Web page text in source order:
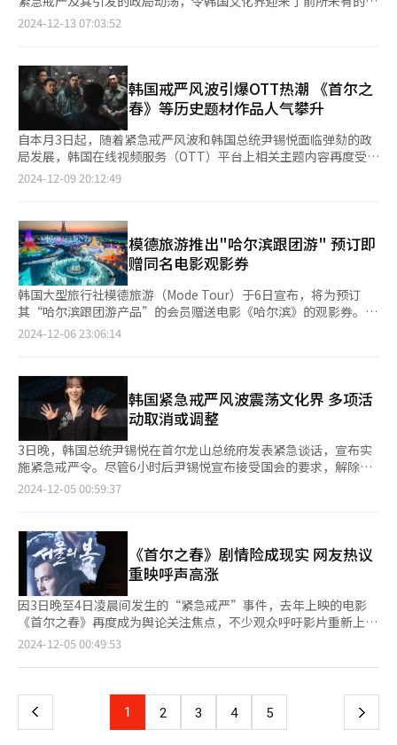
化内容。沉迷于韩国文化的海外粉丝为了更深入地理解，将兴趣延
伸至韩国旅游。此外，航空业也通过积极开通国际航线，吸引了更
次，而去年全年访韩游客人数预计达到1700万人次左右。 上海外
滩全景【图片提供 路透社/韩联社】 数据显示，去年1月至11月，
韩国出境游客人数达到2597万人次，相当于2019年同期的98%。
其中，韩国游客访问最多的旅游目的地是日本。根据日本国家旅游
局的统计，截至去年10月，韩国游客访问日本的数量已达720万人
次，截至去年11月达到795万人次，这一数字远远超过同期访问越
南（366万人次）和中国（186万人次）的韩国游客数量。 韩国游
客已成为日本游客新宠。由于日元汇率的下滑促使全球游客纷至沓
成为韩国游客的热门目的地，但日本的旅游热度依然有增无减。
▲韩中双向旅游回暖 免签政策助推旅游需求增长 去年以来，韩国
游客赴华旅游迎来复苏。自去年11月8日起，中国政府对韩国持普
通护照人员试行免签政策，允许韩国公民因经商、旅游、探亲访友
及过境等目的入境中国，最长可停留15天。随后，中国政府进一步
优化入境政策，将免签停留期限延长至30天。韩中两国业界预计这
一举措将带动韩国游客赴华热潮，对赴华游需求的增长充满期待。
本或东南亚的旅游目的地。这推动了韩中关系的积极发展，中国游
客访韩人数也显现出全面回升态势。 根据数据，截至11月访韩的
外籍游客中，中国游客以430万人次居首，其次为日本（297万人
次）、中国台湾（136万人次）、美国（122万人次）和中国香港
（51万人次）。 为进一步吸引中国游客，韩国政府计划对170个指
定韩中旅行社组织的中国团体游客，试行免签试点政策。此外，韩
国政府还决定将68个国家（地区）的电子旅行许可制度（K-ETA）
政策延长至同一天。这一系列举措表明韩中两国在旅游领域的合作
逐步深化，为双向旅游回暖注入新的活力。 首尔市一家专营中国
旅游的旅行社【图片提供 韩联社】 ▲新目标、新挑战与新政策
“2023至2024韩国访问年”终于画上圆满的句号。为扩大韩国旅
游市场，吸引更多外籍游客，韩国政府将“韩国访问年”项目从
2023年延续至2024年底，并推出适合外籍游客体验的“K-文化及
旅游活动100选”、“地方文化庆典100选”等特色活动。该项目
取得了丰硕成果，截至去年10月，访韩外籍游客人数同比增长了
54.7%。 然而，尽管访韩外籍游客数量有所增加，但游客消费却大
29%。 上月27日，中国游客抵达金浦国际机场国际航站楼。【图
片提供 韩联社】 过去两年里，赴韩旅游市场逐步恢复至2019年的
冬。12月7日，恰逢总统尹锡悦弹劾案投票之日，首尔瑞草区艺术
休息时频频查看手机，关注国会投票直播，显得心神不宁。某业内
人士坦言：“12月原本是演出的旺季，但因局势不稳，许多筹备已
久的演出恐怕会被淹没在这场动荡中。” ▲大众文化领域陷入停
动、座谈会等接连被迫取消或延期。一些优兔（YouTube）频道也
因局势混乱暂停更新。对此，文化体育观光部长官柳仁村于6日出
席国立大邱博物馆开馆30周年纪念活动时，试图安抚公众情绪。他
表示：“文化产业可能会经历短暂冲击，但整体将很快恢复。”
不仅影响当前的活动，更可能对韩国文化刚刚在国际舞台上赢得的
声誉造成负面影响。 ▲全球关注与文学界反思 10日，韩江在瑞典
斯德哥尔摩市政厅举行的晚宴上发表获奖感言。【图片来源 韩联
社】 韩国文化近年来通过K-POP、文学和电影逐步向全球扩展，
而紧急戒严令的影响已不仅限于国内文化，更波及韩国在国际舞台
上的形象。12月6日，在瑞典斯德哥尔摩的诺贝尔文学奖新闻发布
会上，韩江成为媒体关注的焦点。主持人开场便提到韩国的政治动
荡，而韩江在发言中表达了震惊与遗憾。她说：“为了写《少年来
类似的情景。”她呼吁：“不要再回到以武力或强制手段控制社会
的过去。” 出版界的批评则更为直接。大韩出版文化协会发表声
明，称戒严令是对文化价值的自我摧毁，并指出只要总统继续掌
权，民众对类似事态再次发生的担忧将难以消除。与此同时，文化
艺术界的反对声浪也在持续高涨。全国5000余名艺术家与200多个
艺术团体联合发布声明，呼吁尹锡悦下台。他们表示，戒严令的实
施及随后的政治动荡，已对文化自由和创作精神造成严重威胁。
导演奉俊昊、演员文素利和导演张俊焕【图片来源 希杰娱乐】 ▲
电影人发布联合声明，强烈谴责紧急戒严的合法性与合理性。声明
指出：“即便用电影的想象力，也难以理解这种荒谬行为的存
在。” 电影人不仅对戒严措施提出批评，还指责尹锡悦政府在电
影预算上的不公平分配，认为其独裁行径对电影产业的长远发展构
成严重威胁。他们呼吁立即停止总统职权，强调只有在自由与公平
的环境下，电影及整个文化产业才能实现真正的复苏与繁荣。
▲K-文化的挑战与机遇 尽管K-文化在全球范围内拥有稳固的粉丝
裁政权的文化作品。韩国电影与电视剧或许会在国际舞台上面临5
至10年的发展停滞。” 运营K-POP演唱会场地的永宗岛Inspire
Arena相关负责人表示，尽管目前尚无演出取消或延期，但海外观
2024-12-13 07:03:52
韩国戒严风波引爆OTT热潮 《首尔之
春》等历史题材作品人气攀升
自本月3日起，随着紧急戒严风波和韩国总统尹锡悦面临弹劾的政
局发展，韩国在线视频服务（OTT）平台上相关主题内容再度受到
广泛关注。 Wavve于9日发布的数据显示，对比发布紧急戒严令前
《出租车司机》则上升1108.7%。电视剧《五月的青春》也增长
347%。Wavve指出，付费影片《首尔之春》的单独购买量激增
687.3%，连续两天稳居其电影Plus（付费电影类别）榜首。 《首
尔之春》是一部以1979年12月12日首尔新军部势力发动叛乱为背
景，聚焦紧张9小时的剧情电影。自去年11月上映以来，该片累计
观影人数已达1312万。 在电影评分应用Watcha Pedia的“热门排
行榜”中，《首尔之春》的排名也不断攀升：12月4日位列第18
位，5日升至第9位，6日达到第5位，7日稍降至第9位，截至8日暂
影视作品外，新闻类内容的关注度也大幅上升。12月4日凌晨，
Wavve直播频道的流量激增至平时的三倍。此外，时事类节目同样
吸引了大量观众。例如，MBC《100分钟讨论》的观看时间飙升
6064.5%，凸显出观众对时政信息的高度需求。 电影《首尔之
春》海报【图片来源 Plus M Entertainment】
2024-12-09 20:12:49
模德旅游推出"哈尔滨跟团游" 预订即
赠同名电影观影券
韩国大型旅行社模德旅游（Mode Tour）于6日宣布，将为预订
其“哈尔滨跟团游产品”的会员赠送电影《哈尔滨》的观影券。
《哈尔滨》将于本月25日上映，故事发生在1909年的中国黑龙江
的部长们》，玄彬饰演安重根，朴正民、赵宇镇、李东旭等演员共
同出演，引发了广泛关注。 电影《哈尔滨》海报【图片来源 希杰
娱乐】 此次活动面向12月8日至明年2月28日期间出发的“哈尔滨
跟团游产品”新预订会员。活动将持续至12月23日，赠送给前175
名预订者每人2张CGV电影票，共计350张。 为配合电影上映，模
德旅游还推出了多种哈尔滨地区特色游产品。今年哈尔滨旅游产品
的预订率同比增长65%，成为冬季热门旅游目的地。主打的“独立
历史之旅：追随安重根足迹5天”行程，包括参观安重根义士纪念
连，且无购物及强制消费项目。 此外，活动页面还展示了被誉
为“世界三大冬季节日”之一的哈尔滨冰灯节体验活动，以及其他
冬季特色线路，如雪乡的壮丽雪景、黑龙江省博物馆、圣索菲亚教
堂等，带领游客深度感受哈尔滨独特的冬季魅力。 模德旅游相关
负责人表示：“中国对韩国实施免签政策后，赴中国旅游的热情显
著提升。我们特别策划了此次活动，旨在全面展现哈尔滨的多样魅
力。未来，我们将继续推出更多精彩活动，为模德旅游会员带来更
2024-12-06 23:06:14
韩国紧急戒严风波震荡文化界 多项活
动取消或调整
3日晚，韩国总统尹锡悦在首尔龙山总统府发表紧急谈话，宣布实
施紧急戒严令。尽管6小时后尹锡悦宣布接受国会的要求，解除戒
严的决议，但此事件已对大众文化界造成了深远影响。许多原定的
据奈飞（Netflix）4日消息，原定当日上午11时在首尔钟路区三清
洞举行的原创剧集《一箱情缘》主演徐玄振的媒体采访，因戒严令
影响于凌晨紧急取消。而原计划5日进行的演员孔刘的采访也正在
重新协调安排。 此外，原计划于4日下午在首尔城东区圣水洞举行
的香水品牌祖·玛珑圣诞快闪店媒体拍照活动（photocall）也因
戒严令宣布而取消。活动原计划邀请演员金秀贤、STAYC成员尹势
银和宇宙少女成员李夏天出席。尽管戒严令已于当天凌晨解除，但
主办方经过慎重考虑后仍决定取消。法国珠宝品牌Dinh Van同样
取消了当日上午9时在江南某百货商店举行的开业纪念活动，原定
于4日至5日举行的演唱会，在戒严宣布后被迫取消，并启动了退款
程序。然而，随着戒严令解除后，他迅速决定恢复演出。英国流行
2024-12-05 00:59:37
《首尔之春》剧情险成现实 网友热议
重映呼声高涨
因3日晚至4日凌晨间发生的“紧急戒严”事件，去年上映的电影
《首尔之春》再度成为舆论关注焦点，不少观众呼吁影片重新上
映，认为影片剧情险些成为现实。 在社交媒体X（原推特）等平台
《首尔之春》的部分经典场景与台词被广泛引用。一位网友上传了
斥“失败是叛逆，成功是革命！”的片段，并感叹道：“《首尔之
春》原来不是电影，是纪录片吗？”该帖获得了超过8000次点赞
2024-12-05 00:49:53
上
页
1 2 3 4 5 下